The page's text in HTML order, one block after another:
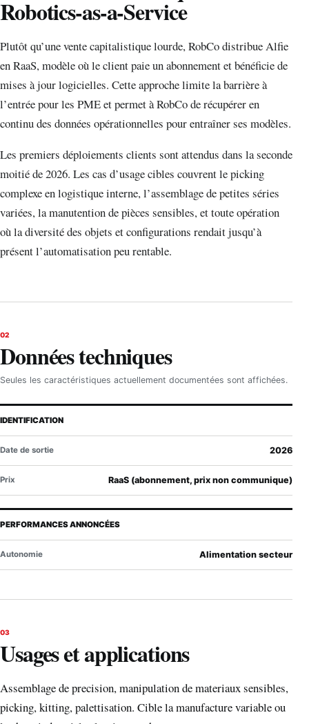
Robotics-as-a-Service
Plutôt qu’une vente capitalistique lourde, RobCo distribue Alfie
en RaaS, modèle où le client paie un abonnement et bénéficie de
mises à jour logicielles. Cette approche limite la barrière à
l’entrée pour les PME et permet à RobCo de récupérer en
continu des données opérationnelles pour entraîner ses modèles.
Les premiers déploiements clients sont attendus dans la seconde
moitié de 2026. Les cas d’usage cibles couvrent le picking
complexe en logistique interne, l’assemblage de petites séries
variées, la manutention de pièces sensibles, et toute opération
où la diversité des objets et configurations rendait jusqu’à
présent l’automatisation peu rentable.
02
Données techniques
Seules les caractéristiques actuellement documentées sont affichées.
IDENTIFICATION
Date de sortie 2026
Prix RaaS (abonnement, prix non communique)
PERFORMANCES ANNONCÉES
Autonomie Alimentation secteur
03
Usages et applications
Assemblage de precision, manipulation de materiaux sensibles,
picking, kitting, palettisation. Cible la manufacture variable ou